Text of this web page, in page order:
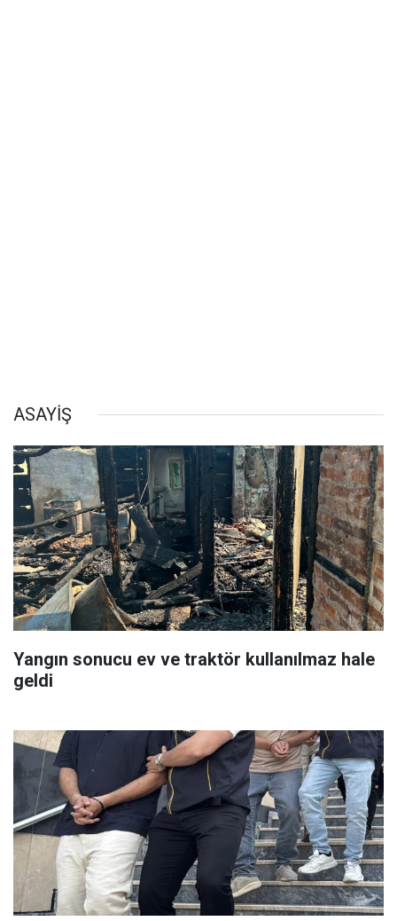
ASAYİŞ
Yangın sonucu ev ve traktör kullanılmaz hale
geldi